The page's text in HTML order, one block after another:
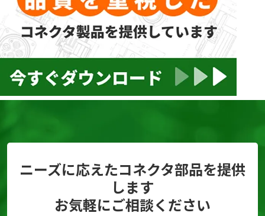
ニーズに応えたコネクタ部品を提供
します
お気軽にご相談ください